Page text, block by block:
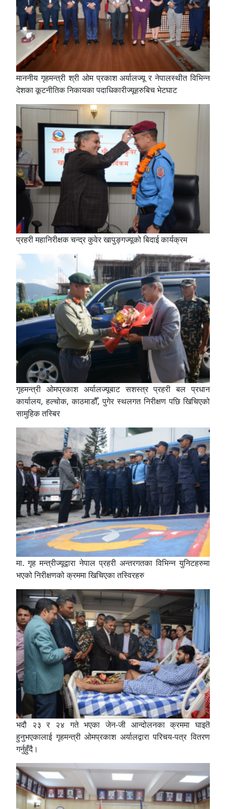
माननीय गृहमन्त्री श्री ओम प्रकाश अर्यालज्यू र नेपालस्थीत विभिन्न
देशका कूटनीतिक निकायका पदाधिकारीज्यूहरुबिच भेटघाट
प्रहरी महानिरीक्षक चन्द्र कुवेर खापुङ्गज्यूको बिदाई कार्यक्रम
गृहमन्त्री ओमप्रकाश अर्यालज्यूबाट सशस्त्र प्रहरी बल प्रधान
कार्यालय, हल्चोक, काठमाडौँ, पुगेर स्थलगत निरीक्षण पछि खिचिएको
सामुहिक तस्बिर
मा. गृह मन्त्रीज्यूद्वारा नेपाल प्रहरी अन्तरगतका विभिन्न युनिटहरुमा
भएको निरीक्षणको क्रममा खिचिएका तस्विरहरु
भदौ २३ र २४ गते भएका जेन-जी आन्दोलनका क्रममा घाइतॆ
हुनुभएकालाई गृहमन्त्री ओमप्रकाश अर्यालद्वारा परिचय-पत्र वितरण
गर्नुहुँदै।